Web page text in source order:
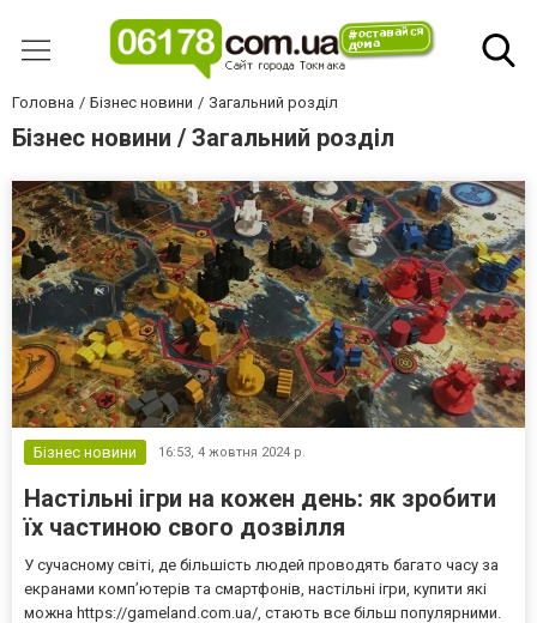
Головна Бізнес новини Загальний розділ
Бізнес новини / Загальний розділ
Бізнес новини 16:53, 4 жовтня 2024 р.
Настільні ігри на кожен день: як зробити
їх частиною свого дозвілля
У сучасному світі, де більшість людей проводять багато часу за
екранами комп’ютерів та смартфонів, настільні ігри, купити які
можна https://gameland.com.ua/, стають все більш популярними.